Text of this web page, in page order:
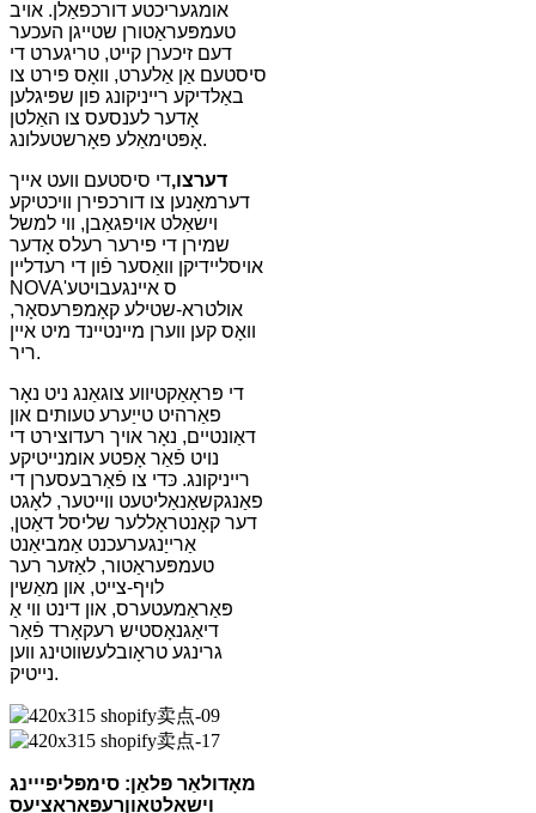
אומגעריכטע דורכפאַלן. אויב
טעמפּעראַטורן שטייגן העכער
דעם זיכערן קייט, טריגערט די
סיסטעם אַן אַלערט, וואָס פירט צו
באַלדיקע רייניקונג פון שפּיגלען
אָדער לענסעס צו האַלטן
אָפּטימאַלע פאָרשטעלונג.
דערצו,די סיסטעם וועט אייך
דערמאָנען צו דורכפירן וויכטיקע
וישאַלט אויפגאַבן, ווי למשל
שמירן די פירער רעלס אָדער
אויסליידיקן וואַסער פֿון די רעדליין
NOVA'ס איינגעבויטע
אולטרא-שטילע קאָמפּרעסאָר,
וואָס קען ווערן מיינטיינד מיט איין
ריר.
די פּראָאַקטיווע צוגאַנג ניט נאָר
פאַרהיט טייַערע טעותים און
דאַונטיים, נאָר אויך רעדוצירט די
נויט פֿאַר אָפטע אומנייטיקע
רייניקונג. כּדי צו פֿאַרבעסערן די
פאַנגקשאַנאַליטעט ווייטער, לאָגט
דער קאָנטראָללער שליסל דאַטן,
אַרייַנגערעכנט אַמביאַנט
טעמפּעראַטור, לאַזער רער
לויף-צייט, און מאַשין
פּאַראַמעטערס, און דינט ווי אַ
דיאַגנאָסטיש רעקאָרד פֿאַר
גרינגע טראָובלעשווטינג ווען
נייטיק.
מאָדולאַר פּלאַן: סימפּליפייינג
וישאַלטאוןרעפּאַראַציעס